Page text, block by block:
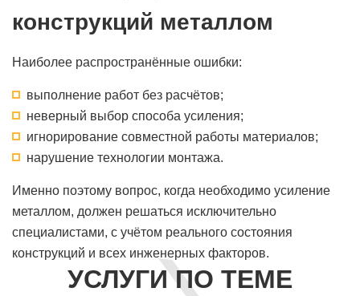
конструкций металлом
Наиболее распространённые ошибки:
выполнение работ без расчётов;
неверный выбор способа усиления;
игнорирование совместной работы материалов;
нарушение технологии монтажа.
Именно поэтому вопрос, когда необходимо усиление
металлом, должен решаться исключительно
специалистами, с учётом реального состояния
конструкций и всех инженерных факторов.
УСЛУГИ ПО ТЕМЕ